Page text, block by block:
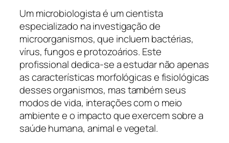
Um microbiologista é um cientista
especializado na investigação de
microorganismos, que incluem bactérias,
vírus, fungos e protozoários. Este
profissional dedica-se a estudar não apenas
as características morfológicas e fisiológicas
desses organismos, mas também seus
modos de vida, interações com o meio
ambiente e o impacto que exercem sobre a
saúde humana, animal e vegetal.